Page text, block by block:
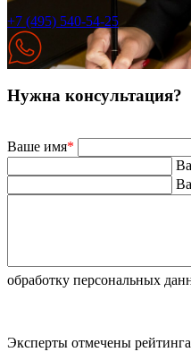
+7 (495) 540-54-25
Нужна консультация?
Ваше имя*
обработку персональных
Эксперты отмечены